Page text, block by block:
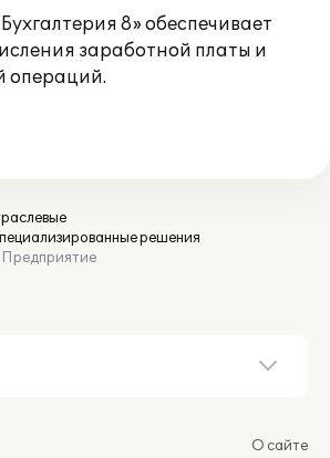
8» обеспечивает
заработной платы и
операций.
решения
О сайте